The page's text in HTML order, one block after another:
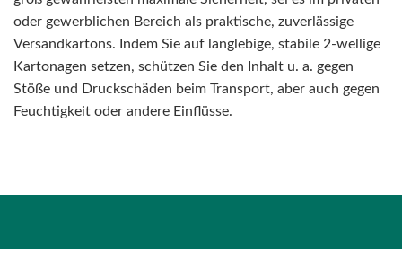
oder gewerblichen Bereich als praktische, zuverlässige
Versandkartons. Indem Sie auf langlebige, stabile 2-wellige
Kartonagen setzen, schützen Sie den Inhalt u. a. gegen
Stöße und Druckschäden beim Transport, aber auch gegen
Feuchtigkeit oder andere Einflüsse.